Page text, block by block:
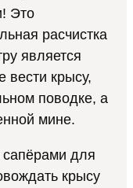
Это
расчистка
является
вести крысу,
поводке, а
мине.